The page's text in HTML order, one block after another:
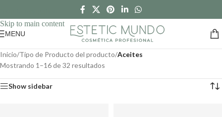
Skip to main content
MENU
Inicio/Tipo de Producto del producto/Aceites
Mostrando 1–16 de 32 resultados
Show sidebar